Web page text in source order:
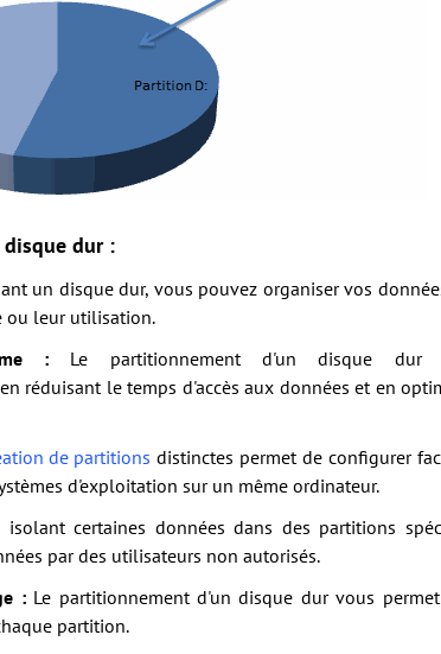
dur :
un disque dur, vous pouvez organiser vos
ou leur utilisation.
:Le partitionnement d'un disque dur
réduisant le temps d'accès aux données et en
de partitions distinctes permet de configurer
d'exploitation sur un même ordinateur.
isolant certaines données dans des partitions
par des utilisateurs non autorisés.
:Le partitionnement d'un disque dur vous
partition.